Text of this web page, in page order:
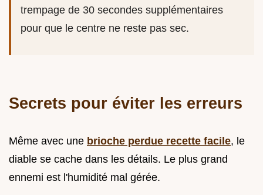
trempage de 30 secondes supplémentaires
pour que le centre ne reste pas sec.
Secrets pour éviter les erreurs
Même avec une brioche perdue recette facile, le
diable se cache dans les détails. Le plus grand
ennemi est l'humidité mal gérée.